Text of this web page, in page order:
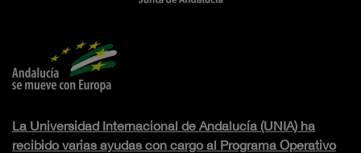
La Universidad Internacional de Andalucía (UNIA) ha
recibido varias ayudas con cargo al Programa Operativo